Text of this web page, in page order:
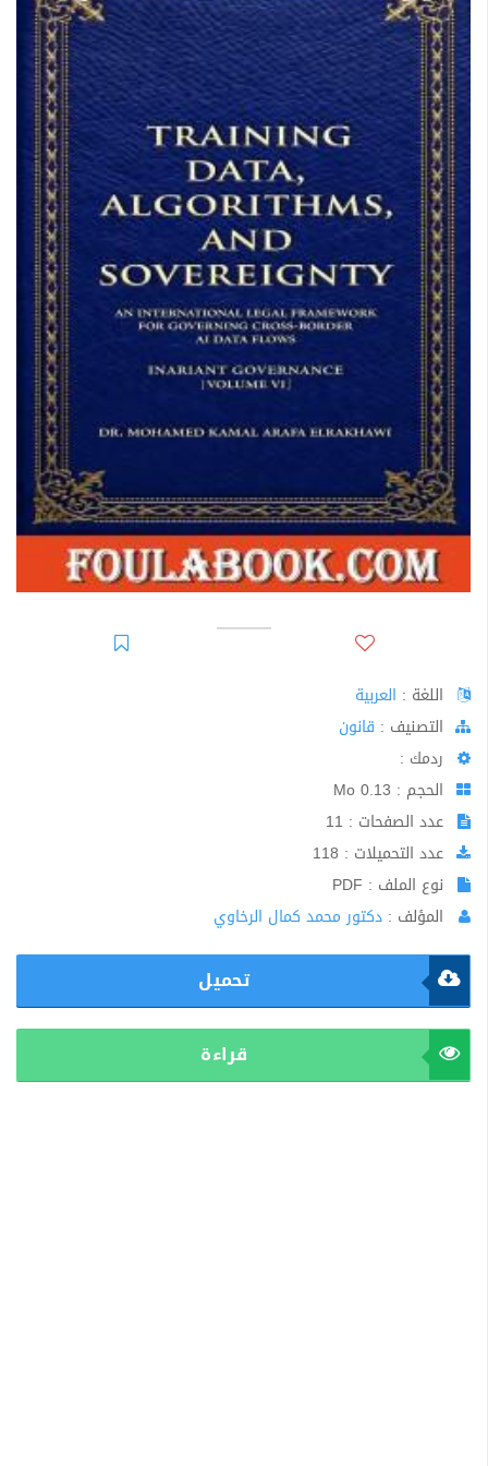
اللغة : العربية
اﻟﺘﺼﻨﻴﻒ : قانون
ردمك :
الحجم : 0.13 Mo
عدد الصفحات : 11
عدد التحميلات : 118
نوع الملف : PDF
المؤلف : دكتور محمد كمال الرخاوي
تحميل
قراءة